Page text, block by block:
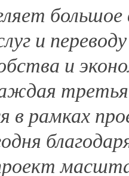
и
и
третья
в рамках